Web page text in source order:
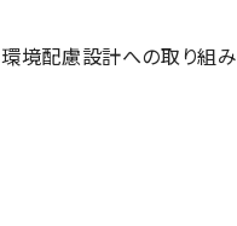
環境配慮設計への取り組み